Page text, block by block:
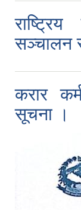
सञ्चालन
करार
सूचना ।